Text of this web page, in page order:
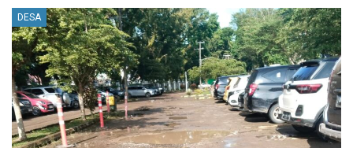
DESA